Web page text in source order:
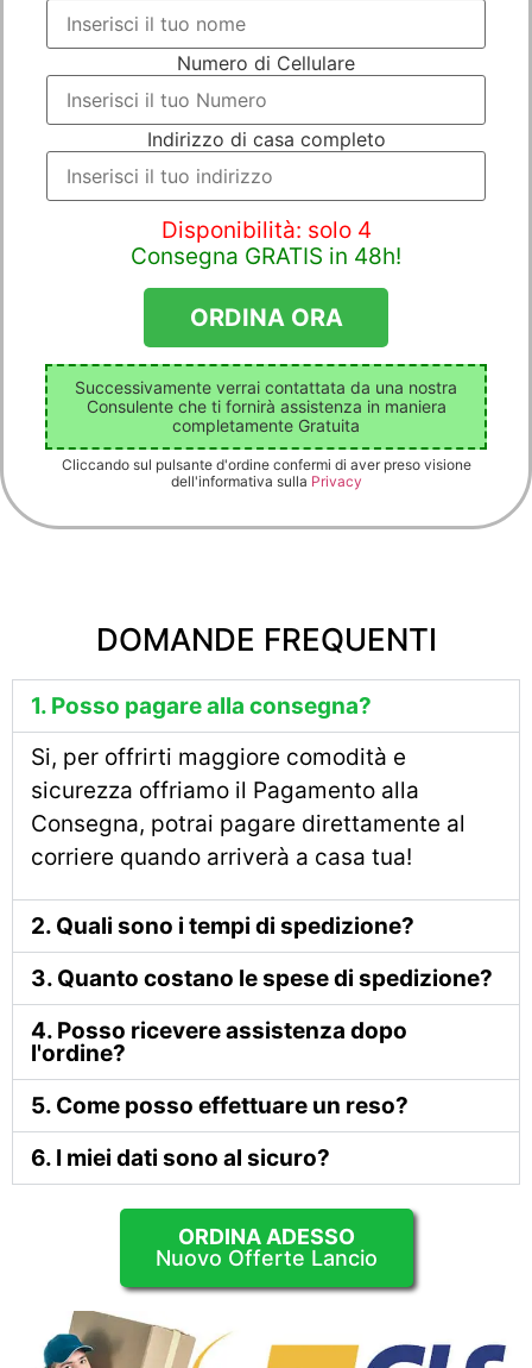
Numero di Cellulare
Indirizzo di casa completo
Disponibilità: solo 4
Consegna GRATIS in 48h!
Successivamente verrai contattata da una nostra
Consulente che ti fornirà assistenza in maniera
completamente Gratuita
Cliccando sul pulsante d'ordine confermi di aver preso visione
dell'informativa sulla Privacy
DOMANDE FREQUENTI
1. Posso pagare alla consegna?
Si, per offrirti maggiore comodità e
sicurezza offriamo il Pagamento alla
Consegna, potrai pagare direttamente al
corriere quando arriverà a casa tua!
2. Quali sono i tempi di spedizione?
3. Quanto costano le spese di spedizione?
4. Posso ricevere assistenza dopo
l'ordine?
5. Come posso effettuare un reso?
6. I miei dati sono al sicuro?
ORDINA ADESSO
Nuovo Offerte Lancio